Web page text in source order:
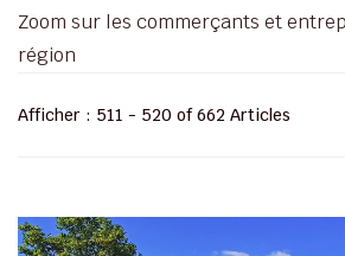
Zoom sur les commerçants et
région
Afficher : 511 - 520 of 662 Articles